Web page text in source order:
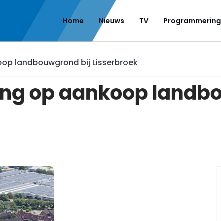
Home Nieuws TV Programmering
landbouwgrond bij Lisserbroek
op aankoop